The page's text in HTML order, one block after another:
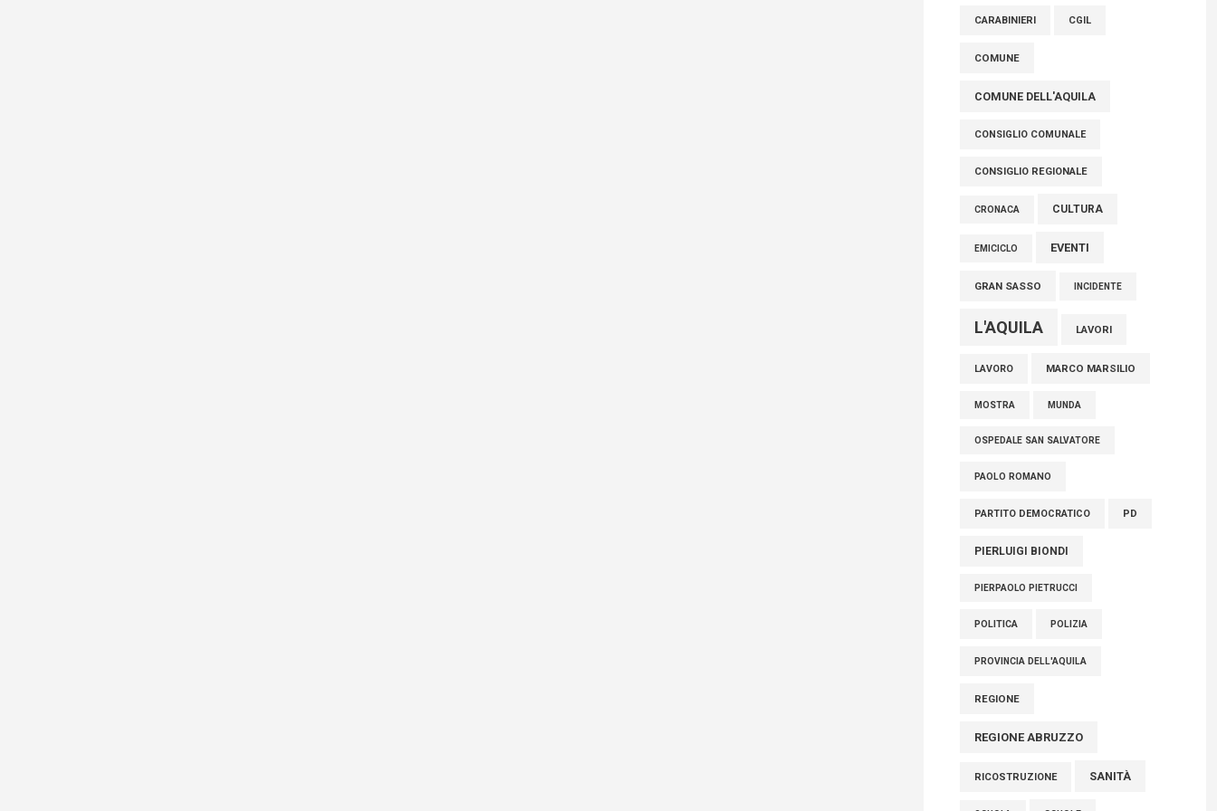
tra cui molti abruzzesi"
06 Agosto 2026
CARABINIERI CGIL
COMUNE
COMUNE DELL'AQUILA
CONSIGLIO COMUNALE
CONSIGLIO REGIONALE
CRONACA CULTURA
EMICICLO EVENTI
GRAN SASSO INCIDENTE
L'AQUILA LAVORI
LAVORO MARCO MARSILIO
MOSTRA MUNDA
OSPEDALE SAN SALVATORE
PAOLO ROMANO
PARTITO DEMOCRATICO PD
PIERLUIGI BIONDI
PIERPAOLO PIETRUCCI
POLITICA POLIZIA
PROVINCIA DELL'AQUILA
REGIONE
REGIONE ABRUZZO
RICOSTRUZIONE SANITÀ